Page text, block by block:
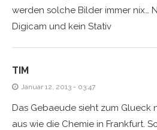
werden solche Bilder immer nix…
Digicam und kein Stativ
TIM
Januar 12, 2013 - 03:47
Das Gebaeude sieht zum Glueck
aus wie die Chemie in Frankfurt.